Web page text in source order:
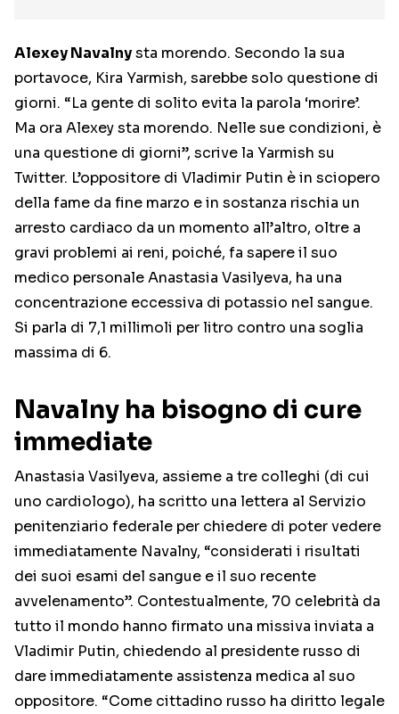
Alexey Navalnysta morendo. Secondo la sua
portavoce, Kira Yarmish, sarebbe solo questione di
giorni. “La gente di solito evita la parola ‘morire’.
Ma ora Alexey sta morendo. Nelle sue condizioni, è
una questione di giorni”, scrive la Yarmish su
Twitter. L’oppositore di Vladimir Putin è in sciopero
della fame da fine marzo e in sostanza rischia un
arresto cardiaco da un momento all’altro, oltre a
gravi problemi ai reni, poiché, fa sapere il suo
medico personale Anastasia Vasilyeva, ha una
concentrazione eccessiva di potassio nel sangue.
Si parla di 7,1 millimoli per litro contro una soglia
massima di 6.
Navalny ha bisogno di cure
immediate
Anastasia Vasilyeva, assieme a tre colleghi (di cui
uno cardiologo), ha scritto una lettera al Servizio
penitenziario federale per chiedere di poter vedere
immediatamente Navalny, “considerati i risultati
dei suoi esami del sangue e il suo recente
avvelenamento”. Contestualmente, 70 celebrità da
tutto il mondo hanno firmato una missiva inviata a
Vladimir Putin, chiedendo al presidente russo di
dare immediatamente assistenza medica al suo
oppositore. “Come cittadino russo ha diritto legale